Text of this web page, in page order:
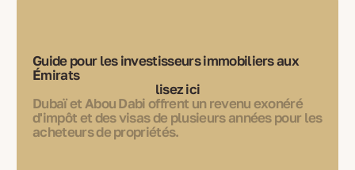
Guide pour les investisseurs immobiliers aux
Émirats
lisez ici
Dubaï et Abou Dabi offrent un revenu exonéré
d'impôt et des visas de plusieurs années pour les
acheteurs de propriétés.